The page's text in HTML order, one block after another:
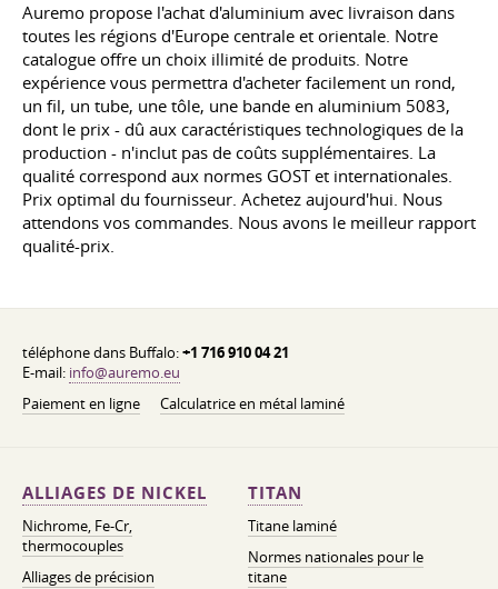
Auremo propose l'achat d'aluminium avec livraison dans
toutes les régions d'Europe centrale et orientale. Notre
catalogue offre un choix illimité de produits. Notre
expérience vous permettra d'acheter facilement un rond,
un fil, un tube, une tôle, une bande en aluminium 5083,
dont le prix - dû aux caractéristiques technologiques de la
production - n'inclut pas de coûts supplémentaires. La
qualité correspond aux normes GOST et internationales.
Prix optimal du fournisseur. Achetez aujourd'hui. Nous
attendons vos commandes. Nous avons le meilleur rapport
qualité-prix.
téléphone dans Buffalo:+1 716 910 04 21
E-mail: info@auremo.eu
Paiement en ligne
Calculatrice en métal laminé
ALLIAGES DE NICKEL
Nichrome, Fe-Cr,
thermocouples
Alliages de précision
TITAN
Titane laminé
Normes nationales pour le
titane